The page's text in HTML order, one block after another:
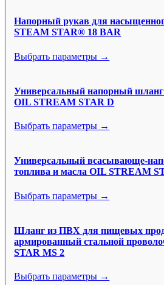
Напорный рукав для
STEAM STAR® 18 BAR
Выбрать параметры →
Универсальный напорный шланг
OIL STREAM STAR D
Выбрать параметры →
Универсальный всасывающе-
топлива и масла OIL STREAM
Выбрать параметры →
Шланг из ПВХ для пищевых
армированный стальной
STAR MS 2
Выбрать параметры →